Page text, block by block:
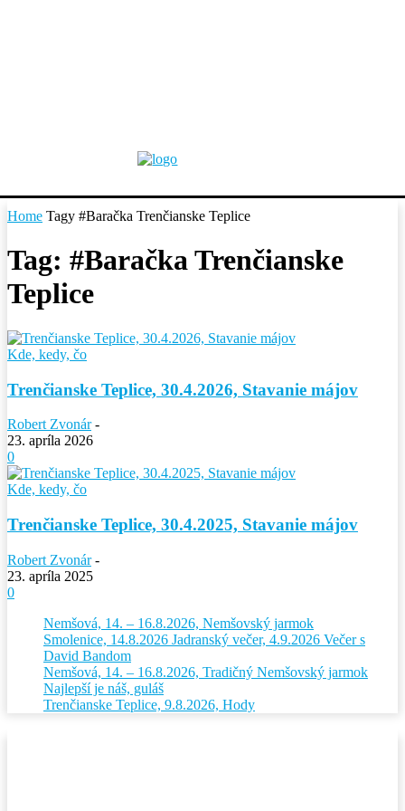
Home Tagy #Baračka Trenčianske Teplice
Tag: #Baračka Trenčianske
Teplice
Kde, kedy, čo
Trenčianske Teplice, 30.4.2026, Stavanie májov
Robert Zvonár -
23. apríla 2026
0
Kde, kedy, čo
Trenčianske Teplice, 30.4.2025, Stavanie májov
Robert Zvonár -
23. apríla 2025
0
Nemšová, 14. – 16.8.2026, Nemšovský jarmok
Smolenice, 14.8.2026 Jadranský večer, 4.9.2026 Večer s
David Bandom
Nemšová, 14. – 16.8.2026, Tradičný Nemšovský jarmok
Najlepší je náš, guláš
Trenčianske Teplice, 9.8.2026, Hody